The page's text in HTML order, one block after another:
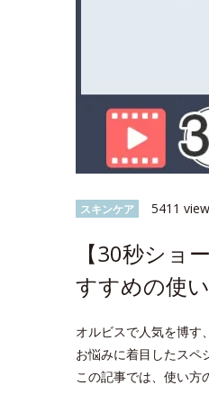
スキンケア 5411 view
【30秒ショ
すすめの使
オルビスで人気を博す
お悩みに着目したスペ
この記事では、使い方